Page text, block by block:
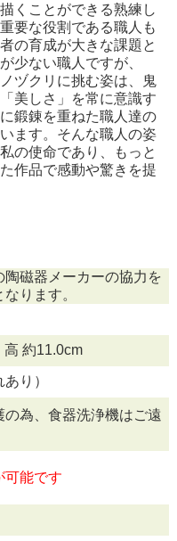
くことができる熟練し
要な役割である職人も
の育成が大きな課題と
少ない職人ですが、
ヅクリに挑む姿は、鬼
美しさ」を常に意識す
鍛錬を重ねた職人達の
ます。そんな職人の姿
の使命であり、もっと
作品で感動や驚きを提
磁器メーカーの協力を
ります。
約11.0cm
り）
為、食器洗浄機はご遠
可能です